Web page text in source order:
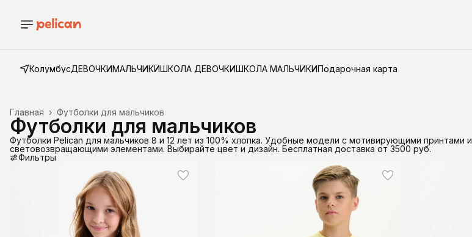
КолумбусДЕВОЧКИМАЛЬЧИКИШКОЛА ДЕВОЧКИШКОЛА МАЛЬЧИКИПодарочная карта
Футболки для мальчиков
Главная ›
Футболки для мальчиков
Футболки Pelican для мальчиков 8 и 12 лет из 100% хлопка. Удобные модели с мотивирующими принтами и
световозвращающими элементами. Выбирайте цвет и дизайн. Бесплатная доставка от 3500 руб.
Фильтры